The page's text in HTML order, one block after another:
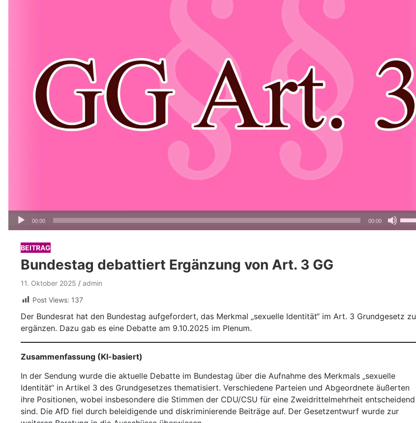
Audio-
00:00 00:00
BEITRAG
Bundestag debattiert Ergänzung von Art. 3 GG
11. Oktober 2025
admin
Post Views: 137
Der Bundesrat hat den Bundestag aufgefordert, das Merkmal „sexuelle Identität“ im Art. 3 Grundgesetz zu
ergänzen. Dazu gab es eine Debatte am 9.10.2025 im Plenum.
Zusammenfassung (KI-basiert)
In der Sendung wurde die aktuelle Debatte im Bundestag über die Aufnahme des Merkmals „sexuelle
Identität“ in Artikel 3 des Grundgesetzes thematisiert. Verschiedene Parteien und Abgeordnete äußerten
ihre Positionen, wobei insbesondere die Stimmen der CDU/CSU für eine Zweidrittelmehrheit entscheidend
sind. Die AfD fiel durch beleidigende und diskriminierende Beiträge auf. Der Gesetzentwurf wurde zur